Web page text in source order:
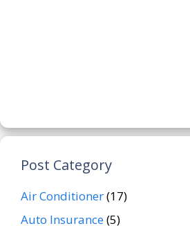
Post Category
Air Conditioner(17)
Auto Insurance(5)